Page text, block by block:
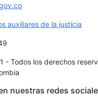
auxiliares de la justicia
- Todos los derechos
nuestras redes